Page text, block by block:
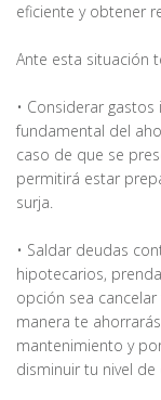
eficiente y obtener
Ante esta situación
• Considerar
fundamental del
caso de que se
permitirá estar
surja.
• Saldar deudas
hipotecarios,
opción sea
manera te
mantenimiento y
disminuir tu nivel